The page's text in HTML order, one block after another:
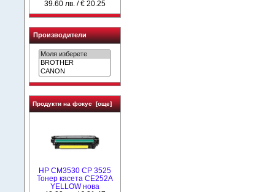
39.60 лв. / € 20.25
Производители
Продукти на фокус [още]
HP CM3530 CP 3525
Тонер касета CE252A
YELLOW нова